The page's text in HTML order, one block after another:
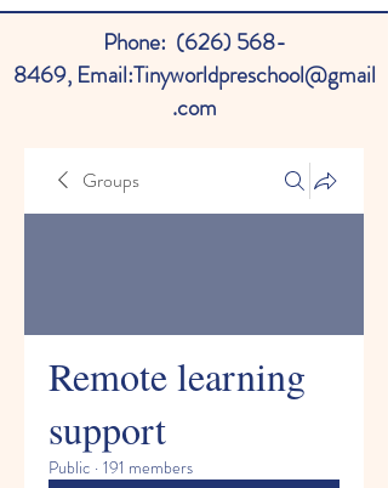
Phone: (626) 568-
8469, Email:Tinyworldpreschool@gmail
.com
Groups
Remote learning
support
Public · 191 members